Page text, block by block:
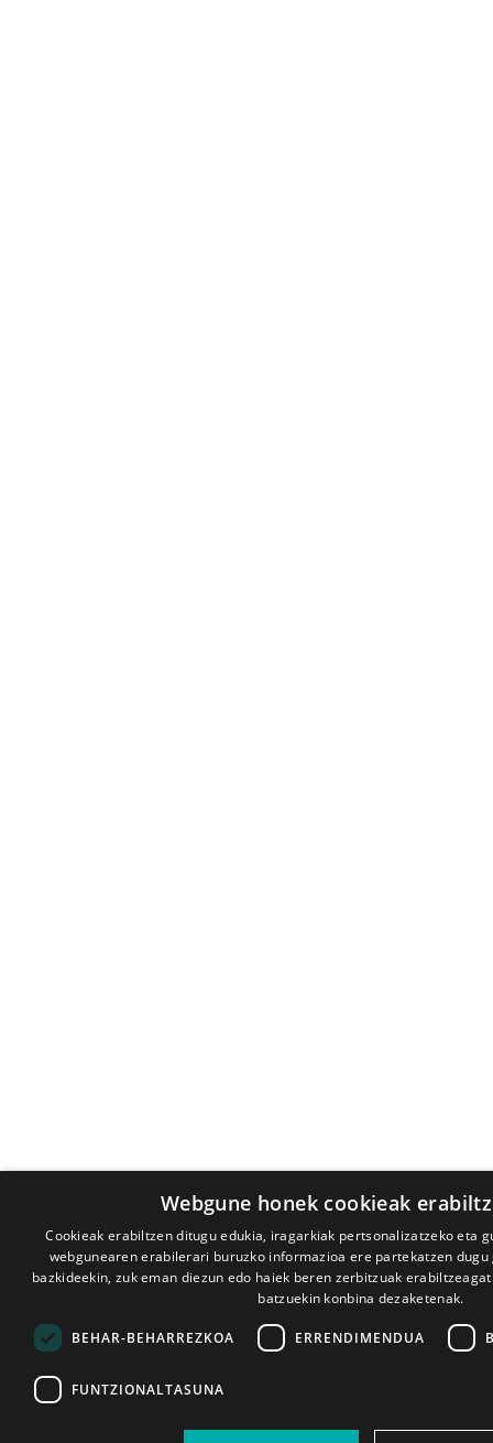
Webgune honek cookieak
Cookieak erabiltzen ditugu edukia, iragarkiak pertsonalizatzeko eta
webgunearen erabilerari buruzko informazioa ere partekatzen
bazkideekin, zuk eman diezun edo haiek beren zerbitzuak
batzuekin konbina dezaketenak.
BEHAR-BEHARREZKOA ERRENDIMENDUA
FUNTZIONALTASUNA